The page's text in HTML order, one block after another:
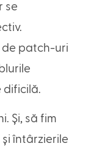
se
patch-uri
dificilă.
Și, să fim
întârzierile